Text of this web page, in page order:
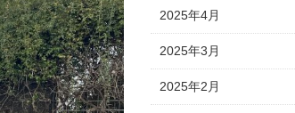
2025年4月
2025年3月
2025年2月